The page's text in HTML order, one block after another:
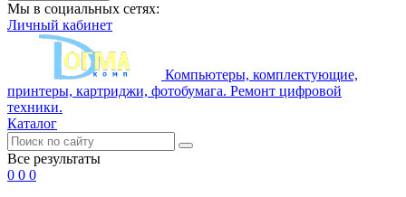
Мы в социальных сетях:
Личный кабинет
Компьютеры, комплектующие,
принтеры, картриджи, фотобумага. Ремонт цифровой
техники.
Каталог
Все результаты
0 0 0